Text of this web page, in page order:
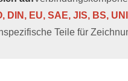
DIN, EU, SAE, JIS, BS,
Teile für